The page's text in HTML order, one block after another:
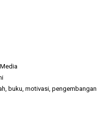
buku, motivasi, pengembangan